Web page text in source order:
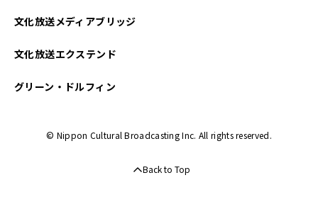
文化放送メディアブリッジ
文化放送エクステンド
グリーン・ドルフィン
© Nippon Cultural Broadcasting Inc. All rights reserved.
Back to Top